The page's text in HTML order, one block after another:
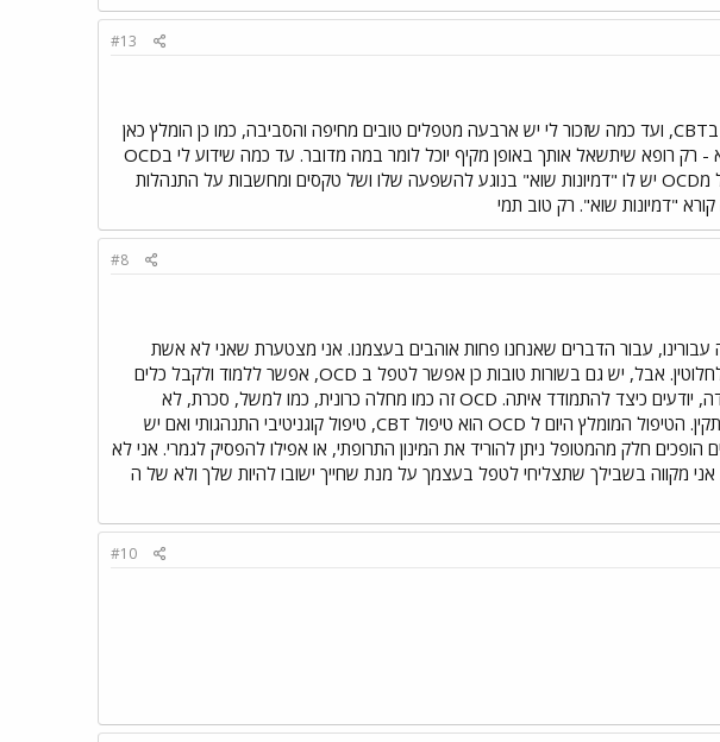
#13
יש ב"קישורים" כאן בפורום, ב"אפשרויות טיפול" לינק עם המלצות על מטפלים בCBT, ועד כמה שזכור לי יש ארבעה מטפלים טובים מחיפה והסביבה, כמו כן הומלץ כאן
בעבר על דר' הלין וולך. איני מכירה אף אחד מהם באופו אישי. לגבי דמיונות שוא - רק רופא שיתשאל אותך באופן מקיף יוכל לומר במה מדובר. עד כמה שידוע לי בOCD
אתה תמיד יודע מה הזמן והמקום האמיתיים. מצד שני תוכל לומר שכל מי שסובל מOCD יש לו "דמיונות שוא" בנוגע להשפעה שלו ושל טקסים ומחשבות על התנהלות
"דמיונות שוא". רק טוב תמי
#8
עבור הדברים שאנחנו פחות אוהבים בעצמנו. אני מצטערת שאני לא אשת
בשורות אבל, לא יוצאים מ OCD, זה לא דלקת גרון שלוקחים אנטיביוטיקה ונרפאים לחלוטין. אבל, יש גם בשורות טובות כן אפשר לטפל ב OCD, אפשר ללמוד ולקבל כלים
שאיתם צריך לעשות שימוש והלטמיע אותם בתוכינו כך שבכל פעם שמתעוררת החרדה, יודעים כיצד להתמודד איתה. OCD זה כמו מחלה כרונית, כמו למשל, סכרת, לא
נרפאים ממנה,אבל עם טיפול נכון ודיאטה נכונה אפשר לחיות איתה ונהל אורח חיים תקין. הטיפול המומלץ היום ל OCD הוא טיפול CBT, טיפול קוגניטיבי התנהגותי ואם יש
חלק מהמטופל ניתן להוריד את המינון התרופתי, או אפילו להפסיק לגמרי. אני לא
מקווה בשבילך שתצליחי לטפל בעצמך על מנת שחייך ישובו להיות שלך ולא של ה
#10